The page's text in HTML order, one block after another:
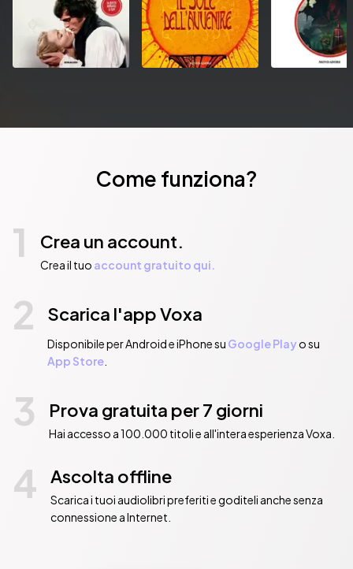
Come funziona?
1 Crea un account.
Crea il tuo account gratuito qui.
2 Scarica l'app Voxa
Disponibile per Android e iPhone su Google Playo su
App Store.
3 Prova gratuita per 7 giorni
Hai accesso a 100.000 titoli e all'intera esperienza Voxa.
4 Ascolta offline
Scarica i tuoi audiolibri preferiti e goditeli anche senza
connessione a Internet.